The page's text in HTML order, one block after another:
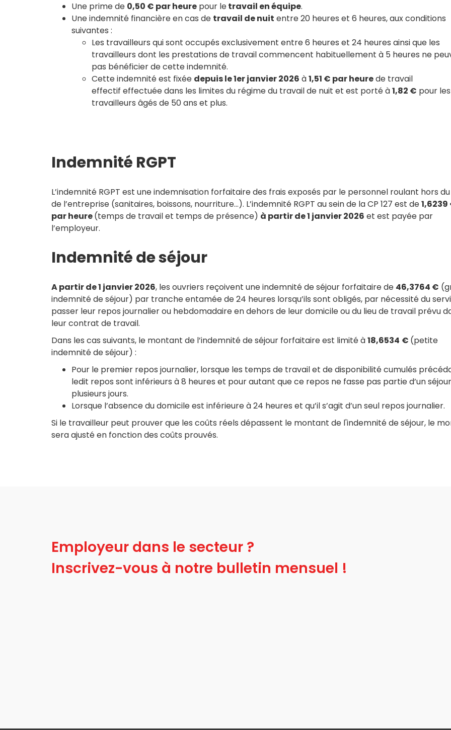
Une prime de 0,50 € par heure pour letravail en équipe.
Une indemnité financière en cas de travail de nuit entre 20 heures et 6 heures, aux conditions
suivantes :
Les travailleurs qui sont occupés exclusivement entre 6 heures et 24 heures ainsi que les
travailleurs dont les prestations de travail commencent habituellement à 5 heures ne
pas bénéficier de cette indemnité.
Cette indemnité est fixée depuis le 1er janvier 2026 à1,51 € par heurede travail
effectif effectuée dans les limites du régime du travail de nuit et est porté à1,82 € pour les
travailleurs âgés de 50 ans et plus.
Indemnité RGPT
L’indemnité RGPT est une indemnisation forfaitaire des frais exposés par le personnel roulant hors
de l’entreprise (sanitaires, boissons, nourriture…). L’indemnité RGPT au sein de la CP 127 est de1,6239
parheure(temps de travail et temps de présence) à partir de 1 janvier 2026 et est payée par
l’employeur.
Indemnité de séjour
A partir de 1 janvier 2026, les ouvriers reçoivent une indemnité de séjour forfaitaire de 46,3764 €
indemnité de séjour) par tranche entamée de 24 heures lorsqu’ils sont obligés, par nécessité du
passer leur repos journalier ou hebdomadaire en dehors de leur domicile ou du lieu de travail prévu
leur contrat de travail.
Dans les cas suivants, le montant de l’indemnité de séjour forfaitaire est limité à18,6534 € (petite
indemnité de séjour) :
Pour le premier repos journalier, lorsque les temps de travail et de disponibilité cumulés
ledit repos sont inférieurs à 8 heures et pour autant que ce repos ne fasse pas partie d’un
plusieurs jours.
Lorsque l’absence du domicile est inférieure à 24 heures et qu’il s’agit d’un seul repos journalier.
Si le travailleur peut prouver que les coûts réels dépassent le montant de l'indemnité de séjour, le
sera ajusté en fonction des coûts prouvés.
Employeur dans le secteur ?
Inscrivez-vous à notre bulletin mensuel !